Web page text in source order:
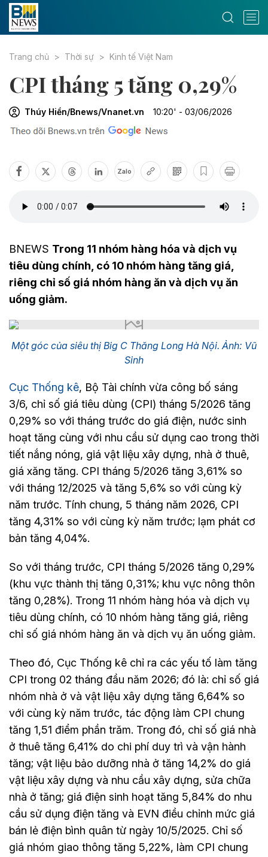
Trang chủ Thời sự Kinh tế Việt Nam
CPI tháng 5 tăng 0,29%
Thúy Hiền/Bnews/Vnanet.vn 10:20' - 03/06/2026
Zalo
BNEWS Trong 11 nhóm hàng hóa và dịch vụ
tiêu dùng chính, có 10 nhóm hàng tăng giá,
riêng chỉ số giá nhóm hàng ăn và dịch vụ ăn
uống giảm.
Một góc của siêu thị Big C Thăng Long Hà Nội. Ảnh: Vũ
Sinh
Cục Thống kê, Bộ Tài chính vừa công bố sáng
3/6, chỉ số giá tiêu dùng (CPI) tháng 5/2026 tăng
0,29% so với tháng trước do giá điện, nước sinh
hoạt tăng cùng với nhu cầu sử dụng cao trong thời
tiết nắng nóng, giá vật liệu xây dựng, nhà ở thuê,
giá xăng tăng. CPI tháng 5/2026 tăng 3,61% so
với tháng 12/2025 và tăng 5,6% so với cùng kỳ
năm trước. Tính chung, 5 tháng năm 2026, CPI
tăng 4,31% so với cùng kỳ năm trước; lạm phát cơ
bản tăng 4,04%.
So với tháng trước, CPI tháng 5/2026 tăng 0,29%
(khu vực thành thị tăng 0,31%; khu vực nông thôn
tăng 0,28%). Trong 11 nhóm hàng hóa và dịch vụ
tiêu dùng chính, có 10 nhóm hàng tăng giá, riêng
chỉ số giá nhóm hàng ăn và dịch vụ ăn uống giảm.
Theo đó, Cục Thống kê chỉ ra các yếu tố làm tăng
CPI trong 02 tháng đầu năm 2026; đó là: chỉ số giá
nhóm nhà ở và vật liệu xây dựng tăng 6,64% so
với cùng kỳ năm trước, tác động làm CPI chung
tăng 1,51 điểm phần trăm. Trong đó, chỉ số giá nhà
ở thuê tăng 6,41% do chi phí duy trì và vận hành
tăng; vật liệu bảo dưỡng nhà ở tăng 14,2% do giá
vật liệu xây dựng và nhu cầu xây dựng, sửa chữa
nhà ở tăng; giá điện sinh hoạt tăng 5,84% do nhu
cầu sử dụng điện tăng và EVN điều chỉnh mức giá
bán lẻ điện bình quân từ ngày 10/5/2025. Chỉ số
giá nhóm giao thông tăng 5,22%, làm CPI chung